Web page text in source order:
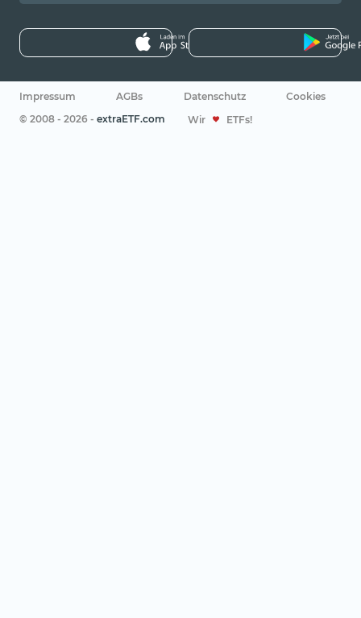
Impressum AGBs Datenschutz
Cookies
© 2008 - 2026 - extraETF.com Wir ETFs!